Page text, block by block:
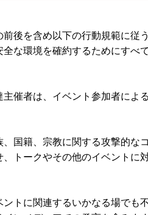
後を含め以下の行動規範に従
な環境を確約するためにすべ
催者は、イベント参加者によ
国籍、宗教に関する攻撃的な
トークやその他のイベントに
トに関連するいかなる場でも